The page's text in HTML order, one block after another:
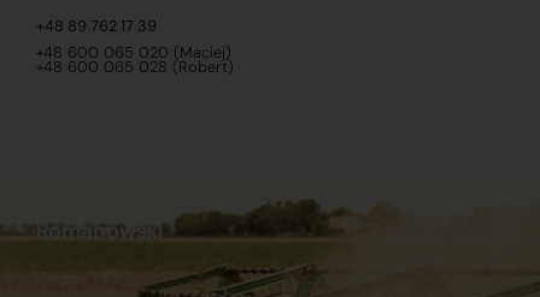
+48 89 762 17 39
+48 600 065 020 (Maciej)
+48 600 065 028 (Robert)
Romanowski
Praca